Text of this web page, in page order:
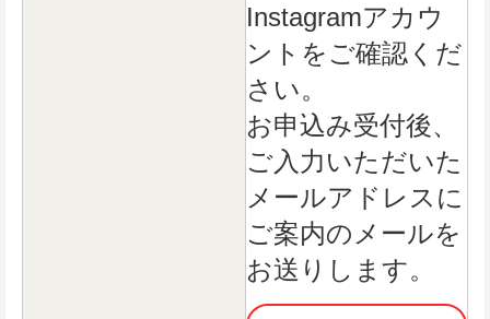
Instagramアカウ
ントをご確認くだ
さい。
お申込み受付後、
ご入力いただいた
メールアドレスに
ご案内のメールを
お送りします。